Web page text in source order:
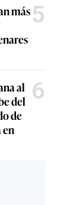
más5
al
del
de
en
6